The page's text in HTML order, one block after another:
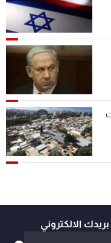
الالكتروني